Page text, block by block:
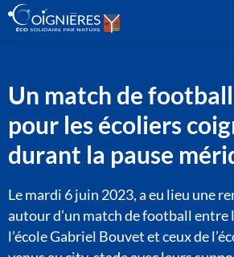
Un match de
pour les écoliers
durant la pause
Le mardi 6 juin 2023, a eu lieu une
autour d’un match de football entre
l’école Gabriel Bouvet et ceux de